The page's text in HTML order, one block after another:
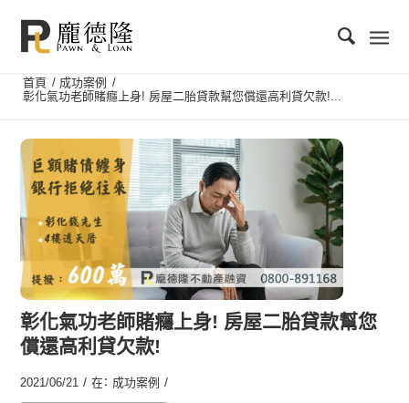
首頁 / 成功案例
/
彰化氣功老師賭癮上身! 房屋二胎貸款幫您償還高利貸欠款!...
彰化氣功老師賭癮上身! 房屋二胎貸款幫您
償還高利貸欠款!
2021/06/21 / 在： 成功案例 /